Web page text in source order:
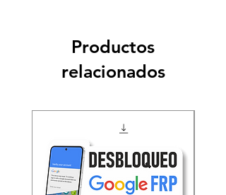
Productos
relacionados